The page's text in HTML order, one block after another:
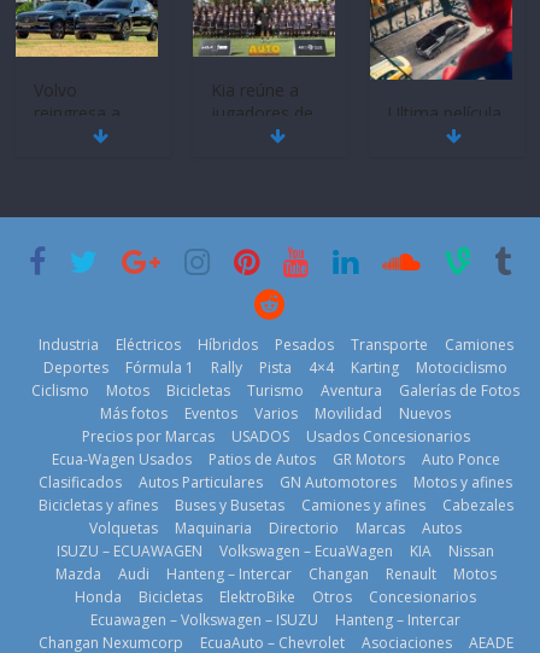
Mercado
2026
4 de agosto de
BMW, Toyota,
Bosch y
prueban flota
que usa
gasolina 100%
renovable
25 de julio de
Quito se alista
para un nuevo
2026
Kia reúne a
jugadores de
fútbol de todo
el mundo en
‘Kia OMBC
Cup’
6 de mayo de
2026
¿Qué puede
pasar con tu
3 de agosto de
La FEDAK
recibe 12
Sinotruk
Bolden para
cubrir las rutas
de La Vuelta
31 de julio de
2026
Industria Eléctricos Híbridos Pesados Transporte
Camiones
Deportes
Fórmula 1 Rally Pista 4×4 Karting
Motociclismo
Ciclismo
Motos Bicicletas Turismo Aventura
Galerías de Fotos
Más fotos
Eventos Varios Movilidad
Nuevos
Precios por Marcas
USADOS
Usados Concesionarios
Ecua-Wagen Usados
Patios de Autos GR Motors
Auto Ponce
Clasificados
Autos Particulares GN Automotores
Motos y afines
Bicicletas y afines
Buses y Busetas Camiones y afines
Cabezales
Volquetas
Maquinaria Directorio Marcas
Autos
ISUZU – ECUAWAGEN
Volkswagen – EcuaWagen KIA
Nissan
Mazda
Audi Hanteng – Intercar Changan Renault
Motos
Honda
Bicicletas ElektroBike Otros
Concesionarios
Ecuawagen – Volkswagen – ISUZU
Hanteng – Intercar
Changan Nexumcorp
EcuaAuto – Chevrolet Asociaciones AEADE